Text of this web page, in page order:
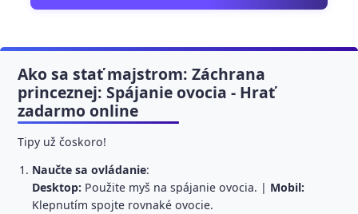
Ako sa stať majstrom: Záchrana
princeznej: Spájanie ovocia - Hrať
zadarmo online
Tipy už čoskoro!
Naučte sa ovládanie:
Desktop: Použite myš na spájanie ovocia. | Mobil:
Klepnutím spojte rovnaké ovocie.